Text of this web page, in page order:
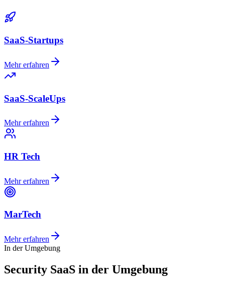
SaaS-Startups
Mehr erfahren
SaaS-ScaleUps
Mehr erfahren
HR Tech
Mehr erfahren
MarTech
Mehr erfahren
In der Umgebung
Security SaaS in der Umgebung